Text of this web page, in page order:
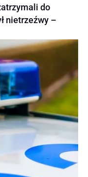
do
nietrzeźwy –